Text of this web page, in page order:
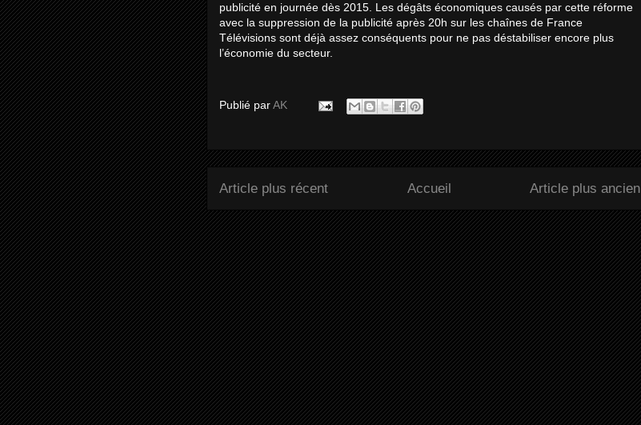
publicité en journée dès 2015. Les dégâts économiques causés par cette réforme
avec la suppression de la publicité après 20h sur les chaînes de France
Télévisions sont déjà assez conséquents pour ne pas déstabiliser encore plus
l’économie du secteur.
Publié parAK
Article plus récent Article plus ancien
Accueil